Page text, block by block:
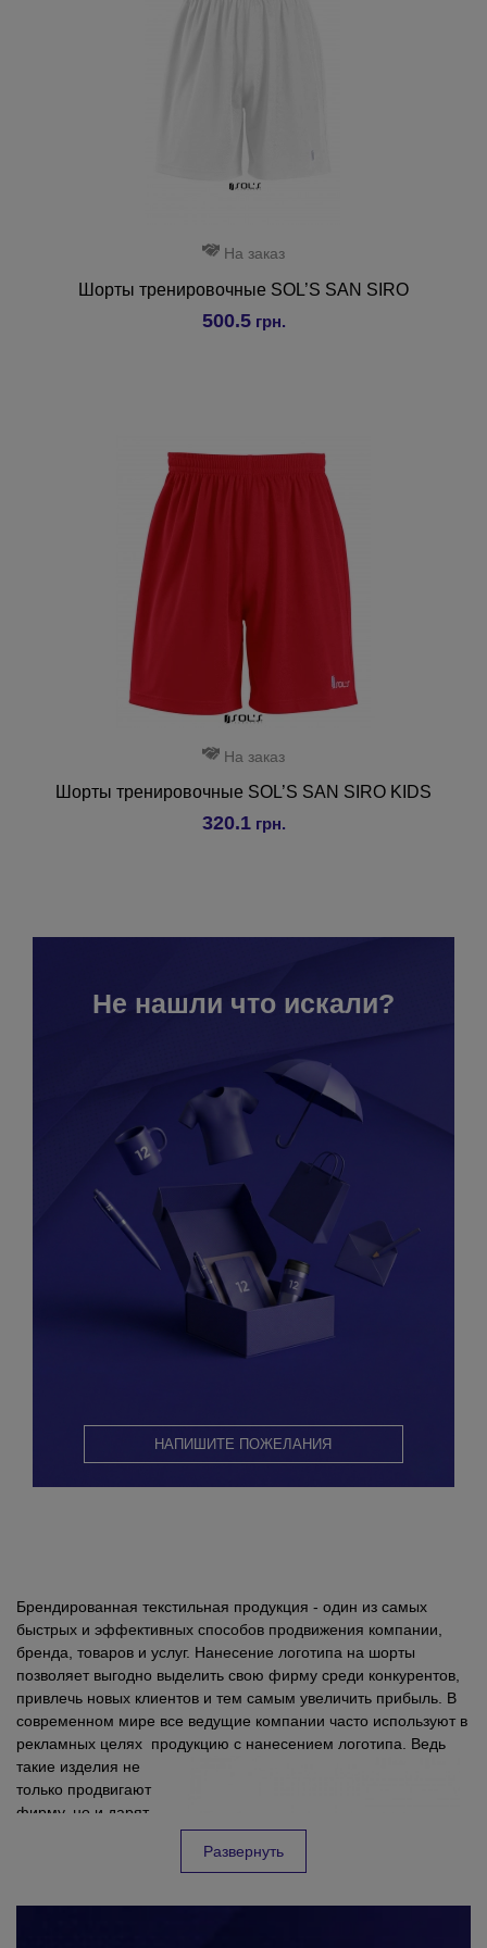
На заказ
Шорты тренировочные SOL’S SAN SIRO
500.5грн.
На заказ
Шорты тренировочные SOL’S SAN SIRO KIDS
320.1грн.
Не нашли что искали?
НАПИШИТЕ ПОЖЕЛАНИЯ
Брендированная текстильная продукция - один из самых
быстрых и эффективных способов продвижения компании,
бренда, товаров и услуг. Нанесение логотипа на шорты
позволяет выгодно выделить свою фирму среди конкурентов,
привлечь новых клиентов и тем самым увеличить прибыль. В
современном мире все ведущие компании часто используют в
рекламных целях продукцию с нанесением логотипа.
Ведь
такие изделия не
только продвигают
фирму, но и дарят
Шорты с нанесением логотипа оптом часто можно увидеть в
качестве подарков и сувениров во время проведения промо
Развернуть